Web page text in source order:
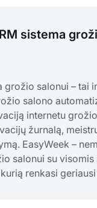
sistema
grožio salonui – tai
salono
internetu
žurnalą,
EasyWeek –
salonui su
renkasi